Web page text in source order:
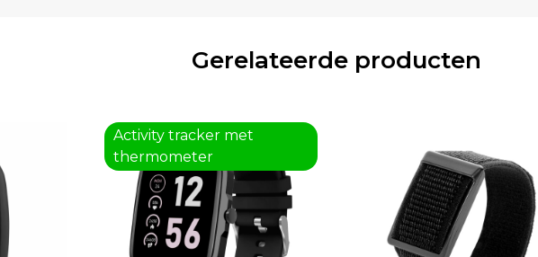
Gerelateerde producten
Activity tracker met
thermometer